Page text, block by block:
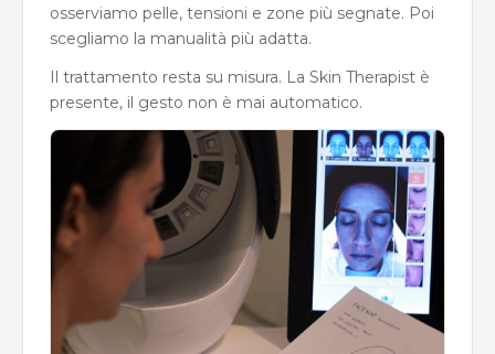
osserviamo pelle, tensioni e zone più segnate. Poi
scegliamo la manualità più adatta.
Il trattamento resta su misura. La Skin Therapist è
presente, il gesto non è mai automatico.